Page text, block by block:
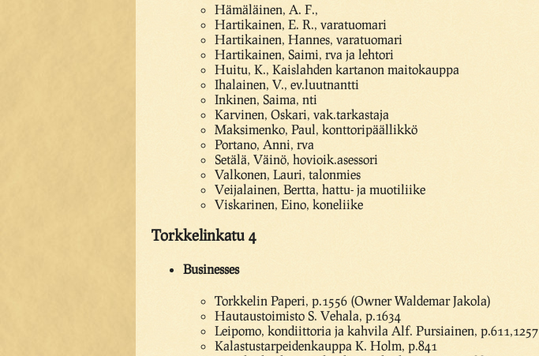
Hämäläinen, A. F.,
Hartikainen, E. R., varatuomari
Hartikainen, Hannes, varatuomari
Hartikainen, Saimi, rva ja lehtori
Huitu, K., Kaislahden kartanon maitokauppa
Ihalainen, V., ev.luutnantti
Inkinen, Saima, nti
Karvinen, Oskari, vak.tarkastaja
Maksimenko, Paul, konttoripäällikkö
Portano, Anni, rva
Setälä, Väinö, hovioik.asessori
Valkonen, Lauri, talonmies
Veijalainen, Bertta, hattu- ja muotiliike
Viskarinen, Eino, koneliike
Torkkelinkatu 4
Businesses
Torkkelin Paperi, p.1556 (Owner Waldemar Jakola)
Hautaustoimisto S. Vehala, p.1634
Leipomo, kondiittoria ja kahvila Alf. Pursiainen, p.611,1257
Kalastustarpeidenkauppa K. Holm, p.841